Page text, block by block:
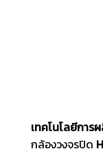
ColorVu on
เทคโนโลยีการ
กล้องวงจรปิด